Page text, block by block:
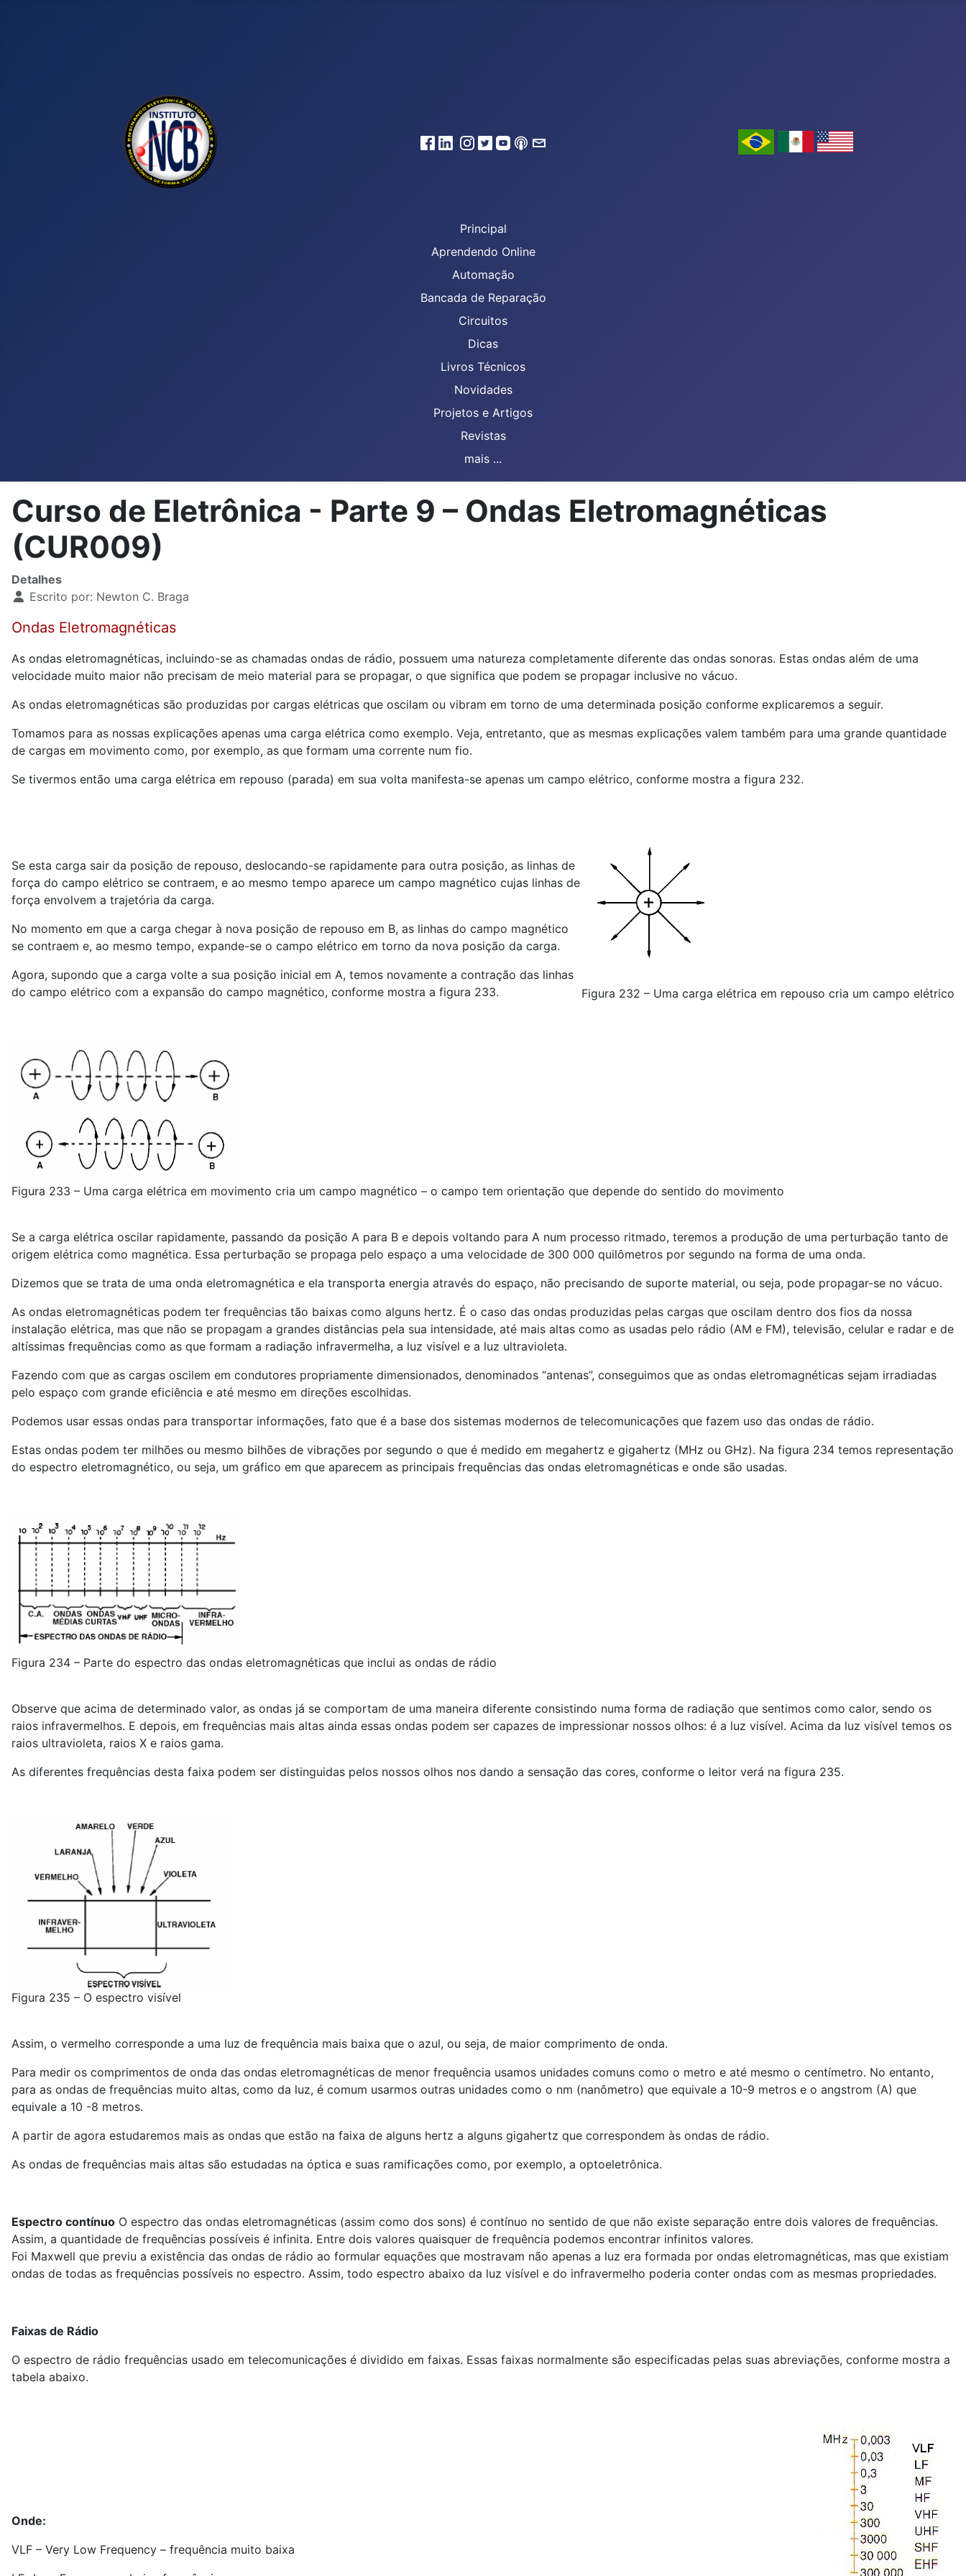
Principal
Aprendendo Online
Automação
Bancada de Reparação
Circuitos
Dicas
Livros Técnicos
Novidades
Projetos e Artigos
Revistas
mais ...
Curso de Eletrônica - Parte 9 – Ondas Eletromagnéticas
(CUR009)
Detalhes
Escrito por: Newton C. Braga
Ondas Eletromagnéticas
As ondas eletromagnéticas, incluindo-se as chamadas ondas de rádio, possuem uma natureza completamente diferente das ondas sonoras. Estas ondas além de uma
velocidade muito maior não precisam de meio material para se propagar, o que significa que podem se propagar inclusive no vácuo.
As ondas eletromagnéticas são produzidas por cargas elétricas que oscilam ou vibram em torno de uma determinada posição conforme explicaremos a seguir.
Tomamos para as nossas explicações apenas uma carga elétrica como exemplo. Veja, entretanto, que as mesmas explicações valem também para uma grande quantidade
de cargas em movimento como, por exemplo, as que formam uma corrente num fio.
Se tivermos então uma carga elétrica em repouso (parada) em sua volta manifesta-se apenas um campo elétrico, conforme mostra a figura 232.
Figura 232 – Uma carga elétrica em repouso cria um campo elétrico
Se esta carga sair da posição de repouso, deslocando-se rapidamente para outra posição, as linhas de
força do campo elétrico se contraem, e ao mesmo tempo aparece um campo magnético cujas linhas de
força envolvem a trajetória da carga.
No momento em que a carga chegar à nova posição de repouso em B, as linhas do campo magnético
se contraem e, ao mesmo tempo, expande-se o campo elétrico em torno da nova posição da carga.
Agora, supondo que a carga volte a sua posição inicial em A, temos novamente a contração das linhas
do campo elétrico com a expansão do campo magnético, conforme mostra a figura 233.
Figura 233 – Uma carga elétrica em movimento cria um campo magnético – o campo tem orientação que depende do sentido do movimento
Se a carga elétrica oscilar rapidamente, passando da posição A para B e depois voltando para A num processo ritmado, teremos a produção de uma perturbação tanto de
origem elétrica como magnética. Essa perturbação se propaga pelo espaço a uma velocidade de 300 000 quilômetros por segundo na forma de uma onda.
Dizemos que se trata de uma onda eletromagnética e ela transporta energia através do espaço, não precisando de suporte material, ou seja, pode propagar-se no vácuo.
As ondas eletromagnéticas podem ter frequências tão baixas como alguns hertz. É o caso das ondas produzidas pelas cargas que oscilam dentro dos fios da nossa
instalação elétrica, mas que não se propagam a grandes distâncias pela sua intensidade, até mais altas como as usadas pelo rádio (AM e FM), televisão, celular e radar e de
altíssimas frequências como as que formam a radiação infravermelha, a luz visível e a luz ultravioleta.
Fazendo com que as cargas oscilem em condutores propriamente dimensionados, denominados “antenas”, conseguimos que as ondas eletromagnéticas sejam irradiadas
pelo espaço com grande eficiência e até mesmo em direções escolhidas.
Podemos usar essas ondas para transportar informações, fato que é a base dos sistemas modernos de telecomunicações que fazem uso das ondas de rádio.
Estas ondas podem ter milhões ou mesmo bilhões de vibrações por segundo o que é medido em megahertz e gigahertz (MHz ou GHz). Na figura 234 temos representação
do espectro eletromagnético, ou seja, um gráfico em que aparecem as principais frequências das ondas eletromagnéticas e onde são usadas.
Figura 234 – Parte do espectro das ondas eletromagnéticas que inclui as ondas de rádio
Observe que acima de determinado valor, as ondas já se comportam de uma maneira diferente consistindo numa forma de radiação que sentimos como calor, sendo os
raios infravermelhos. E depois, em frequências mais altas ainda essas ondas podem ser capazes de impressionar nossos olhos: é a luz visível. Acima da luz visível temos os
raios ultravioleta, raios X e raios gama.
As diferentes frequências desta faixa podem ser distinguidas pelos nossos olhos nos dando a sensação das cores, conforme o leitor verá na figura 235.
Figura 235 – O espectro visível
Assim, o vermelho corresponde a uma luz de frequência mais baixa que o azul, ou seja, de maior comprimento de onda.
Para medir os comprimentos de onda das ondas eletromagnéticas de menor frequência usamos unidades comuns como o metro e até mesmo o centímetro. No entanto,
para as ondas de frequências muito altas, como da luz, é comum usarmos outras unidades como o nm (nanômetro) que equivale a 10-9 metros e o angstrom (A) que
equivale a 10 -8 metros.
A partir de agora estudaremos mais as ondas que estão na faixa de alguns hertz a alguns gigahertz que correspondem às ondas de rádio.
As ondas de frequências mais altas são estudadas na óptica e suas ramificações como, por exemplo, a optoeletrônica.
Espectro contínuo O espectro das ondas eletromagnéticas (assim como dos sons) é contínuo no sentido de que não existe separação entre dois valores de frequências.
Assim, a quantidade de frequências possíveis é infinita. Entre dois valores quaisquer de frequência podemos encontrar infinitos valores.
Foi Maxwell que previu a existência das ondas de rádio ao formular equações que mostravam não apenas a luz era formada por ondas eletromagnéticas, mas que existiam
ondas de todas as frequências possíveis no espectro. Assim, todo espectro abaixo da luz visível e do infravermelho poderia conter ondas com as mesmas propriedades.
Faixas de Rádio
O espectro de rádio frequências usado em telecomunicações é dividido em faixas. Essas faixas normalmente são especificadas pelas suas abreviações, conforme mostra a
tabela abaixo.
Onde:
VLF – Very Low Frequency – frequência muito baixa